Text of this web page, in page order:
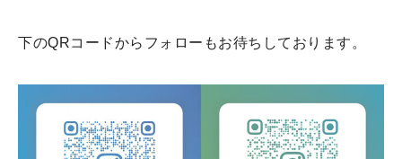
下のQRコードからフォローもお待ちしております。